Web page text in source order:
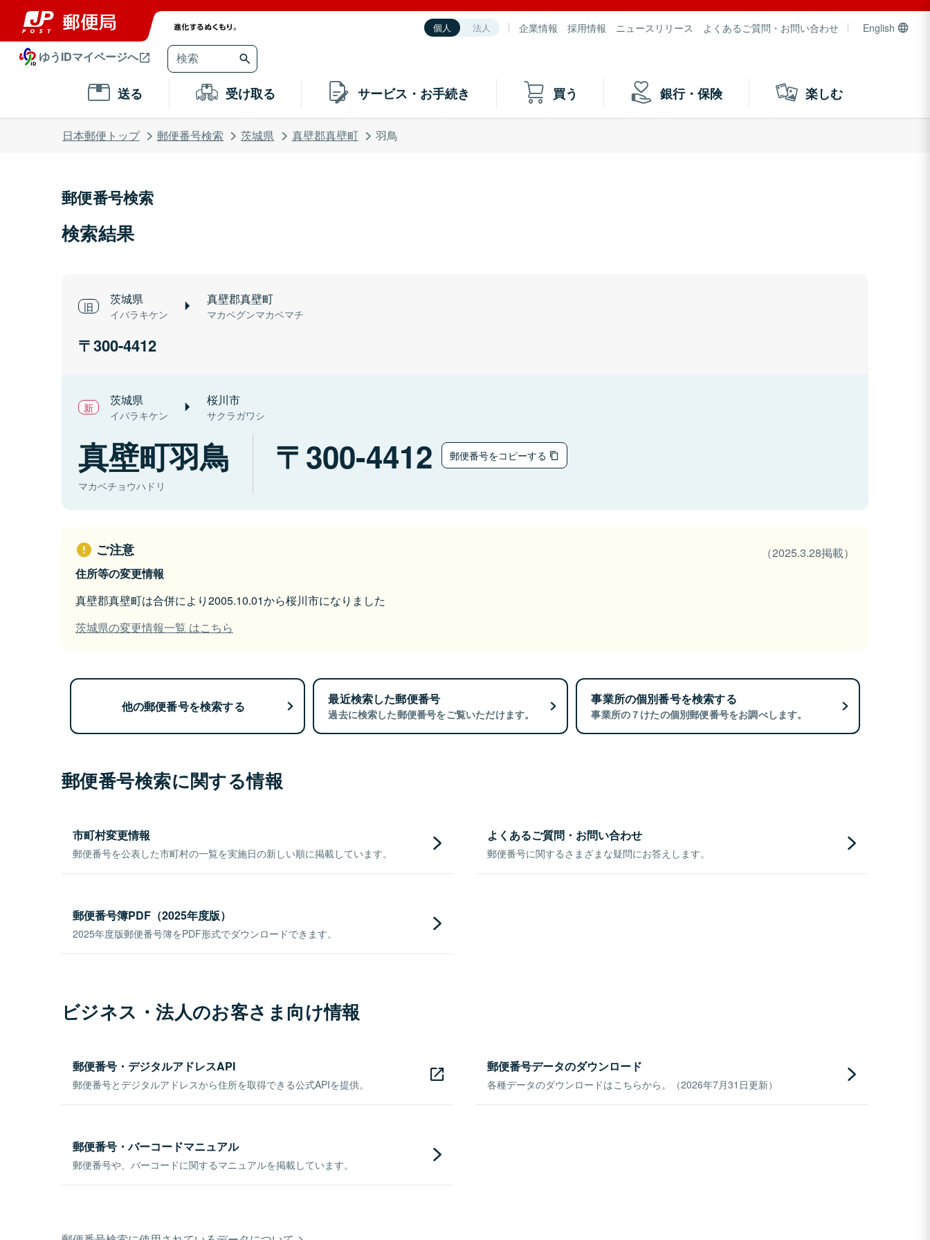
個人 法人 企業情報 採用情報 ニュースリリース よくあるご質問・お問い合わせ English
ゆうIDマイページへ
送る 受け取る サービス・お手続き 買う 銀行・保険 楽しむ
日本郵便トップ 郵便番号検索 茨城県 真壁郡真壁町 羽鳥
郵便番号検索
検索結果
茨城県
イバラキケン
真壁郡真壁町
マカベグンマカベマチ
300-4412
茨城県
イバラキケン
桜川市
サクラガワシ
真壁町羽鳥
マカベチョウハドリ
300-4412 郵便番号をコピーする
ご注意
（2025.3.28掲載）
住所等の変更情報
真壁郡真壁町は合併により2005.10.01から桜川市になりました
茨城県の変更情報一覧 はこちら
他の郵便番号を検索する 最近検索した郵便番号
過去に検索した郵便番号をご覧いただけます。
事業所の個別番号を検索する
事業所の７けたの個別郵便番号をお調べします。
郵便番号検索に関する情報
市町村変更情報
郵便番号を公表した市町村の一覧を実施日の新しい順に掲載しています。
よくあるご質問・お問い合わせ
郵便番号に関するさまざまな疑問にお答えします。
郵便番号簿PDF（2025年度版）
2025年度版郵便番号簿をPDF形式でダウンロードできます。
ビジネス・法人のお客さま向け情報
郵便番号・デジタルアドレスAPI
郵便番号とデジタルアドレスから住所を取得できる公式APIを提供。
郵便番号データのダウンロード
各種データのダウンロードはこちらから。（2026年7月31日更新）
郵便番号・バーコードマニュアル
郵便番号や、バーコードに関するマニュアルを掲載しています。